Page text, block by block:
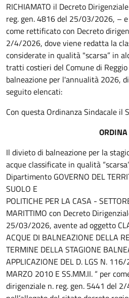
RICHIAMATO il Decreto
reg. gen. 4816 del 25/03/2026, –
come rettificato con Decreto
2/4/2026, dove viene redatta la
considerate in qualità "scarsa” in
tratti costieri del Comune di
balneazione per l'annualità 2026, di
seguito elencati:
Con questa Ordinanza Sindacale il
ORDINA
Il divieto di balneazione per la
acque classificate in qualità
Dipartimento GOVERNO DEL
SUOLO E
POLITICHE PER LA CASA -
MARITTIMO con Decreto
25/03/2026, avente ad oggetto
ACQUE DI BALNEAZIONE DELLA
TERMINE DELLA STAGIONE
APPLICAZIONE DEL D. LGS N.
MARZO 2010 E SS.MM.II. “ per
dirigenziale n. reg. gen. 5441 del